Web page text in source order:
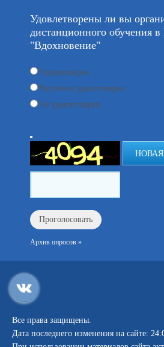
Удовлетворены ли вы
дистанционного
"Вдохновение"
Удовлетворен
Частично удовлетворен
Не удовлетворен
Архив опросов »
Все права защищены.
Дата последнего изменения на сайте: